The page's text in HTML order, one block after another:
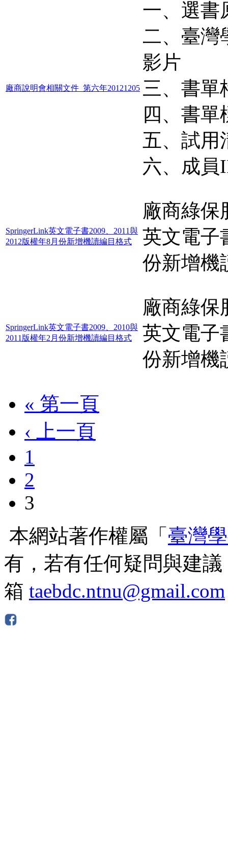
廠商說明會相關文件_第六年20121205
一、選書
二、臺灣
影片
三、書單
四、書單
五、試用
六、成員
SpringerLink英文電子書2009、2011與
2012版權年8月份新增機讀編目格式
廠商綠保
英文電子
份新增機
SpringerLink英文電子書2009、2010與
2011版權年2月份新增機讀編目格式
廠商綠保
英文電子
份新增機
« 第一頁
‹ 上一頁
1
2
3
本網站著作權屬「 臺灣
有，若有任何疑問與建
箱 taebdc.ntnu@gmail.com